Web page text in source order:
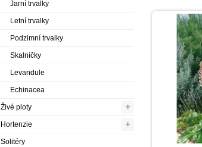
Jarní trvalky
Letní trvalky
Podzimní trvalky
Skalničky
Levandule
Echinacea
Živé ploty +
Hortenzie +
Solitéry